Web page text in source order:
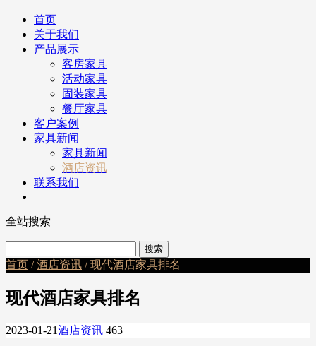
首页
关于我们
产品展示
客房家具
活动家具
固装家具
餐厅家具
客户案例
家具新闻
家具新闻
酒店资讯
联系我们
全站搜索
首页 /酒店资讯 / 现代酒店家具排名
现代酒店家具排名
2023-01-21酒店资讯 463